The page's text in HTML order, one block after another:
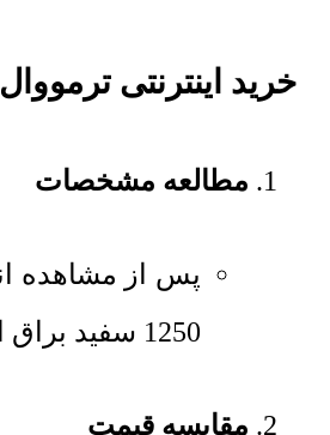
خرید اینترنتی ترمووال 12 سانت کد 1250 سفید براق
مطالعه مشخصات
1250 سفید براق اطلاعات لازم را کسب کنید.
مقایسه قیمت